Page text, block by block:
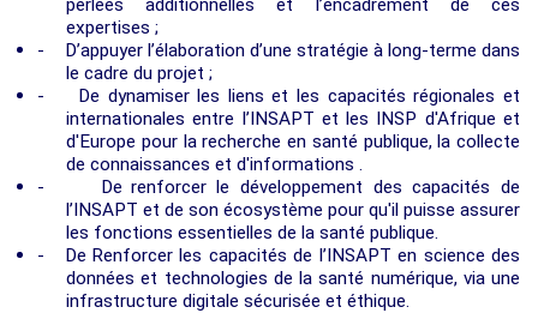
perlées additionnelles et l’encadrement de ces
expertises ;
-
D’appuyer l’élaboration d’une stratégie à long-terme dans
le cadre du projet ;
-
De dynamiser les liens et les capacités régionales et
internationales entre l’INSAPT et les INSP d'Afrique et
d'Europe pour la recherche en santé publique, la collecte
de connaissances et d'informations .
-
De renforcer le développement des capacités de
l’INSAPT et de son écosystème pour qu'il puisse assurer
les fonctions essentielles de la santé publique.
-
De Renforcer les capacités de l’INSAPT en science des
données et technologies de la santé numérique, via une
infrastructure digitale sécurisée et éthique.